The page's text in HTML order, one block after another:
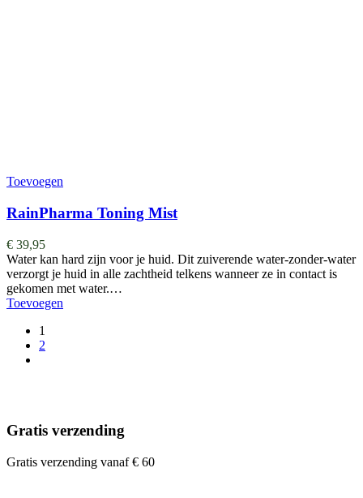
Toevoegen
RainPharma Toning Mist
€ 39,95
Water kan hard zijn voor je huid. Dit zuiverende water-zonder-water
verzorgt je huid in alle zachtheid telkens wanneer ze in contact is
gekomen met water.…
Toevoegen
1
2
Gratis verzending
Gratis verzending vanaf € 60